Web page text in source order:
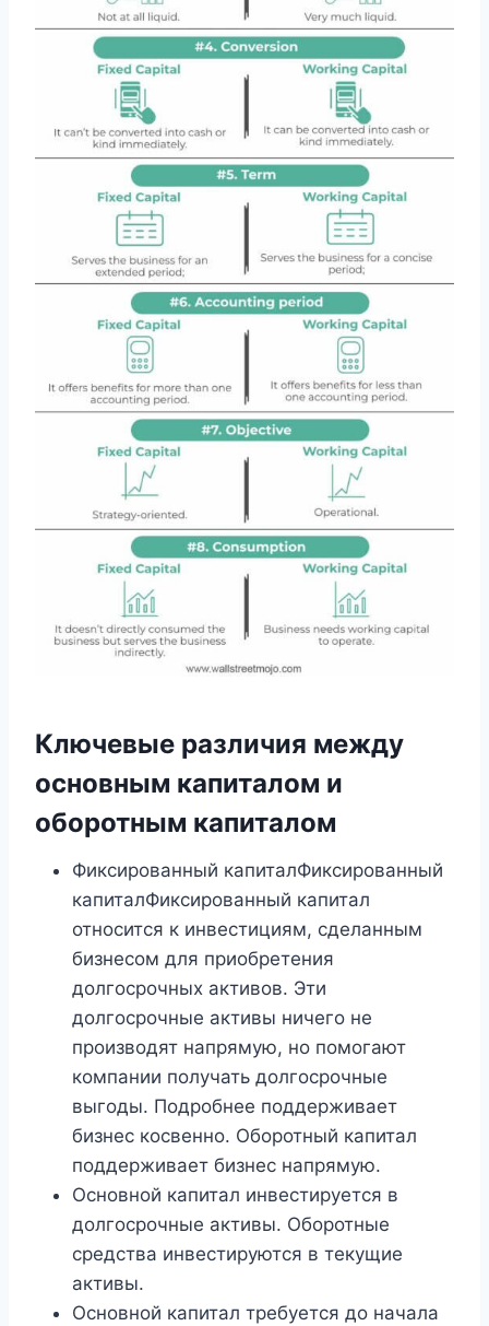
Ключевые различия между
основным капиталом и
оборотным капиталом
Фиксированный капиталФиксированный
капиталФиксированный капитал
относится к инвестициям, сделанным
бизнесом для приобретения
долгосрочных активов. Эти
долгосрочные активы ничего не
производят напрямую, но помогают
компании получать долгосрочные
выгоды. Подробнее поддерживает
бизнес косвенно. Оборотный капитал
поддерживает бизнес напрямую.
Основной капитал инвестируется в
долгосрочные активы. Оборотные
средства инвестируются в текущие
активы.
Основной капитал требуется до начала